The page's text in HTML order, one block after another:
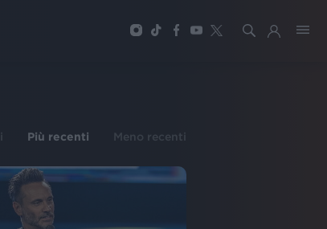
Più recenti Meno recenti